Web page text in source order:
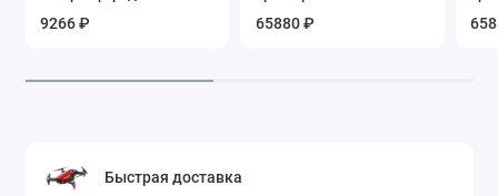
9266 ₽ 65880 ₽
Быстрая доставка